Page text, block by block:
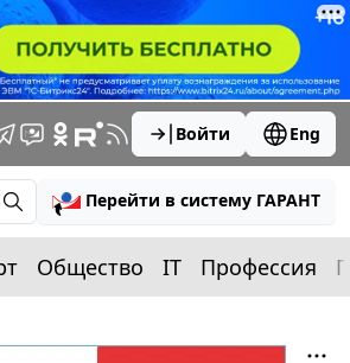
Войти Eng
Перейти в систему ГАРАНТ
Общество IT Профессия